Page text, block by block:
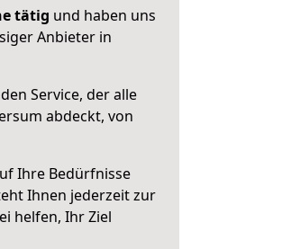
tätig und haben uns
Anbieter in
Service, der alle
abdeckt, von
Ihre Bedürfnisse
Ihnen jederzeit zur
helfen, Ihr Ziel